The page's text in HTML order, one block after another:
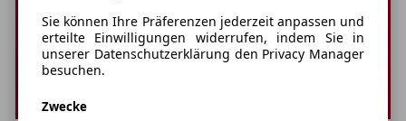
Sie können Ihre Präferenzen jederzeit anpassen und
erteilte Einwilligungen widerrufen, indem Sie in
unserer Datenschutzerklärung den Privacy Manager
besuchen.
Zwecke